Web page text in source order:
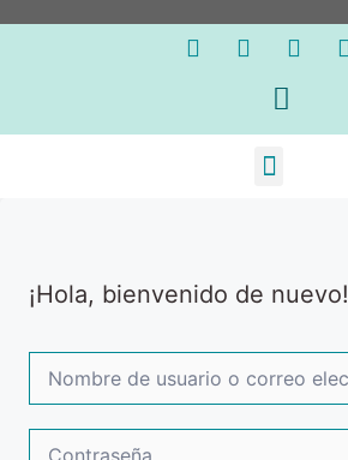
¡Hola, bienvenido de nuevo!